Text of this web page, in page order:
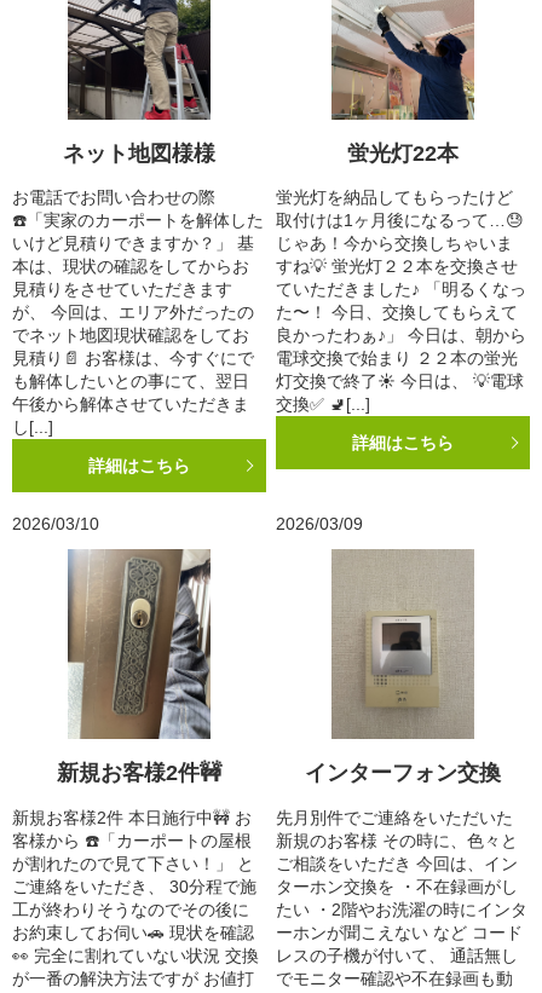
ネット地図様様
お電話でお問い合わせの際
☎️「実家のカーポートを解体した
いけど見積りできますか？」 基
本は、現状の確認をしてからお
見積りをさせていただきます
が、 今回は、エリア外だったの
でネット地図現状確認をしてお
見積り📄 お客様は、今すぐにで
も解体したいとの事にて、翌日
午後から解体させていただきま
し[...]
詳細はこちら
蛍光灯22本
蛍光灯を納品してもらったけど
取付けは1ヶ月後になるって…😓
じゃあ！今から交換しちゃいま
すね💡 蛍光灯２２本を交換させ
ていただきました♪ 「明るくなっ
た〜！ 今日、交換してもらえて
良かったわぁ♪」 今日は、朝から
電球交換で始まり ２２本の蛍光
灯交換で終了☀️ 今日は、 💡電球
交換✅ 🚽[...]
詳細はこちら
2026/03/10
新規お客様2件🚧
新規お客様2件 本日施行中🚧 お
客様から ☎️「カーポートの屋根
が割れたので見て下さい！」 と
ご連絡をいただき、 30分程で施
工が終わりそうなのでその後に
お約束してお伺い🚗 現状を確認
👀 完全に割れていない状況 交換
が一番の解決方法ですが お値打
2026/03/09
インターフォン交換
先月別件でご連絡をいただいた
新規のお客様 その時に、色々と
ご相談をいただき 今回は、イン
ターホン交換を ・不在録画がし
たい ・2階やお洗濯の時にインタ
ーホンが聞こえない など コード
レスの子機が付いて、 通話無し
でモニター確認や不在録画も動